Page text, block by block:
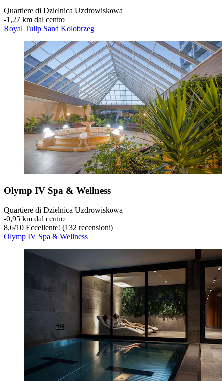
Quartiere di Dzielnica Uzdrowiskowa
‐1,27 km dal centro
Royal Tulip Sand Kolobrzeg
Olymp IV Spa & Wellness
Quartiere di Dzielnica Uzdrowiskowa
‐0,95 km dal centro
8,6/10 Eccellente! (132 recensioni)
Olymp IV Spa & Wellness